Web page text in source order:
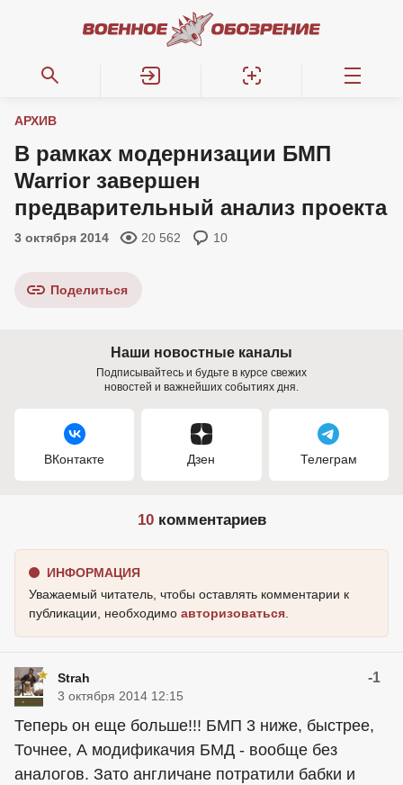
АРХИВ
В рамках модернизации БМП
Warrior завершен
предварительный анализ проекта
3 октября 2014 20 562 10
Поделиться
Наши новостные каналы
Подписывайтесь и будьте в курсе свежих
новостей и важнейших событиях дня.
ВКонтакте Дзен Телеграм
10комментариев
ИНФОРМАЦИЯ
Уважаемый читатель, чтобы оставлять комментарии к
публикации, необходимо авторизоваться
Strah -1
3 октября 2014 12:15
Теперь он еще больше!!! БМП 3 ниже, быстрее,
Точнее, А модификачия БМД - вообще без
аналогов. Зато англичане потратили бабки и